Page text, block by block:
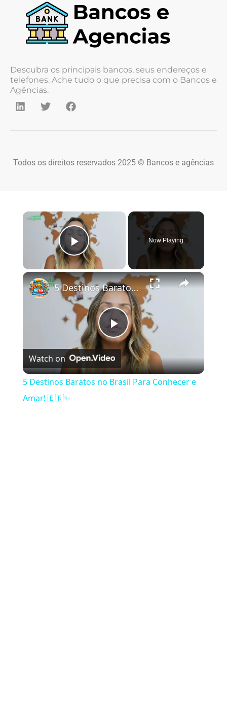
Descubra os principais bancos, seus endereços e
telefones. Ache tudo o que precisa com o Bancos e
Agências.
Todos os direitos reservados 2025 © Bancos e agências
×
Play Video
Now Playing
×
Play Video
5 Destinos Baratos no Brasil Para Conhecer e Amar! 🇧🇷✨
Watch on
5 Destinos Baratos no Brasil Para Conhecer e
Amar! 🇧🇷✨